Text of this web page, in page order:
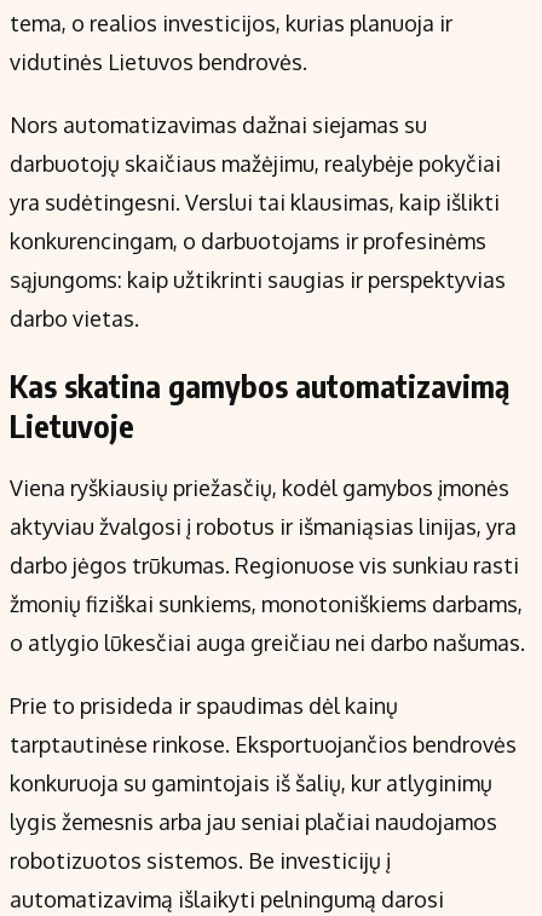
tema, o realios investicijos, kurias planuoja ir
vidutinės Lietuvos bendrovės.
Nors automatizavimas dažnai siejamas su
darbuotojų skaičiaus mažėjimu, realybėje pokyčiai
yra sudėtingesni. Verslui tai klausimas, kaip išlikti
konkurencingam, o darbuotojams ir profesinėms
sąjungoms: kaip užtikrinti saugias ir perspektyvias
darbo vietas.
Kas skatina gamybos automatizavimą
Lietuvoje
Viena ryškiausių priežasčių, kodėl gamybos įmonės
aktyviau žvalgosi į robotus ir išmaniąsias linijas, yra
darbo jėgos trūkumas. Regionuose vis sunkiau rasti
žmonių fiziškai sunkiems, monotoniškiems darbams,
o atlygio lūkesčiai auga greičiau nei darbo našumas.
Prie to prisideda ir spaudimas dėl kainų
tarptautinėse rinkose. Eksportuojančios bendrovės
konkuruoja su gamintojais iš šalių, kur atlyginimų
lygis žemesnis arba jau seniai plačiai naudojamos
robotizuotos sistemos. Be investicijų į
automatizavimą išlaikyti pelningumą darosi